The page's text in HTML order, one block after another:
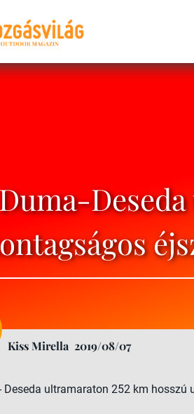
Kiss Mirella 2019/08/07
Deseda ultramaraton 252 km